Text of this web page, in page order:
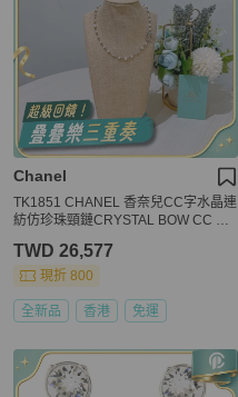
Chanel
TK1851 CHANEL 香奈兒CC字水晶連
紡仿珍珠頸鏈CRYSTAL BOW CC PE
TWD 26,577
現折 800
全新品 香港 免運